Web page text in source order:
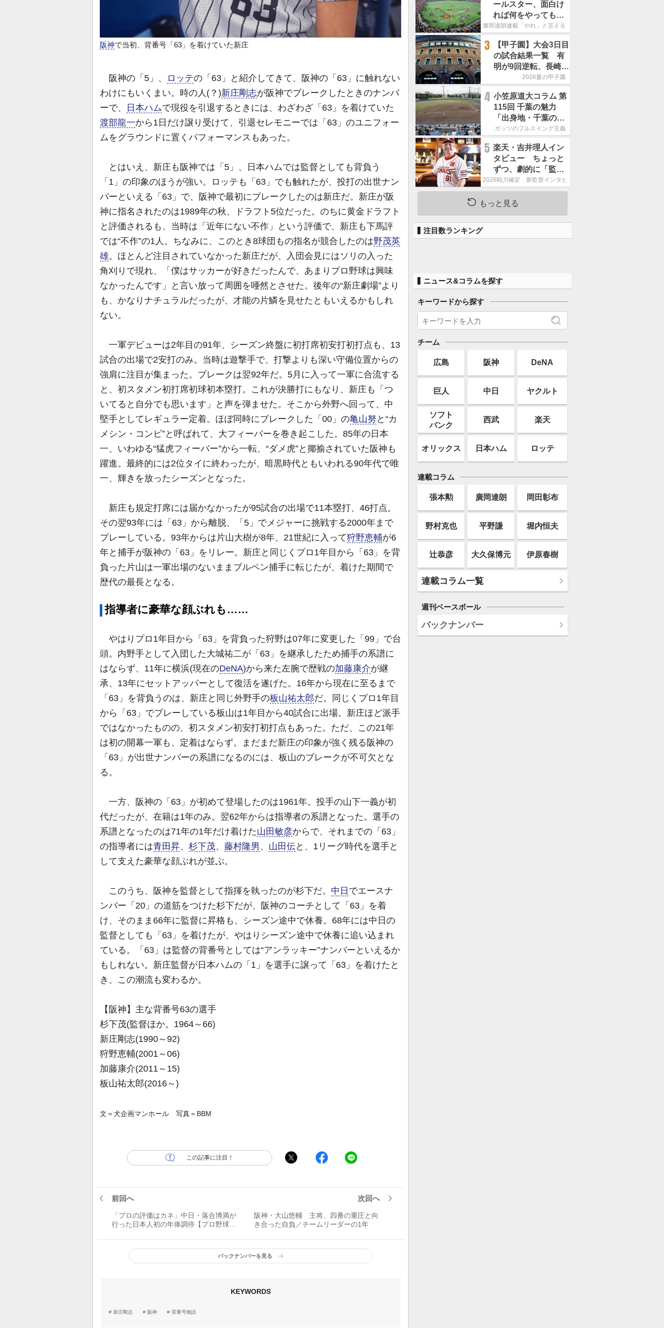
阪神で当初、背番号「63」を着けていた新庄
阪神の「5」、 ロッテの「63」と紹介してきて、阪神の「63」に触れない
わけにもいくまい。時の人(？)新庄剛志が阪神でブレークしたときのナンバ
ーで、
日本ハムで現役を引退するときには、わざわざ「63」を着けていた
渡部龍一から1日だけ譲り受けて、引退セレモニーでは「63」のユニフォー
ムをグラウンドに置くパフォーマンスもあった。
とはいえ、新庄も阪神では「5」、日本ハムでは監督としても背負う
「1」の印象のほうが強い。ロッテも「63」でも触れたが、投打の出世ナン
バーといえる「63」で、阪神で最初にブレークしたのは新庄だ。新庄が阪
神に指名されたのは1989年の秋、ドラフト5位だった。のちに黄金ドラフト
と評価されるも、当時は「近年にない不作」という評価で、新庄も下馬評
では“不作”の1人。ちなみに、このとき8球団もの指名が競合したのは野茂英
雄。ほとんど注目されていなかった新庄だが、入団会見にはソリの入った
角刈りで現れ、「僕はサッカーが好きだったんで、あまりプロ野球は興味
なかったんです」と言い放って周囲を唖然とさせた。後年の“新庄劇場”より
も、かなりナチュラルだったが、才能の片鱗を見せたともいえるかもしれ
ない。
一軍デビューは2年目の91年、シーズン終盤に初打席初安打初打点も、13
試合の出場で2安打のみ。当時は遊撃手で、打撃よりも深い守備位置からの
強肩に注目が集まった。ブレークは翌92年だ。5月に入って一軍に合流する
と、初スタメン初打席初球初本塁打。これが決勝打にもなり、新庄も「つ
いてると自分でも思います」と声を弾ませた。そこから外野へ回って、中
堅手としてレギュラー定着。ほぼ同時にブレークした「00」の亀山努 と“カ
メシン・コンビ”と呼ばれて、大フィーバーを巻き起こした。85年の日本
一、いわゆる“猛虎フィーバー”から一転、“ダメ虎”と揶揄されていた阪神も
躍進。最終的には2位タイに終わったが、暗黒時代ともいわれる90年代で唯
一、輝きを放ったシーズンとなった。
新庄も規定打席には届かなかったが95試合の出場で11本塁打、46打点。
その翌93年には「63」から離脱、「5」でメジャーに挑戦する2000年まで
プレーしている。93年からは片山大樹が8年、21世紀に入って狩野恵輔が6
年と捕手が阪神の「63」をリレー。新庄と同じくプロ1年目から「63」を背
負った片山は一軍出場のないままブルペン捕手に転じたが、着けた期間で
歴代の最長となる。
指導者に豪華な顔ぶれも……
やはりプロ1年目から「63」を背負った狩野は07年に変更した「99」で台
頭。内野手として入団した大城祐二が「63」を継承したため捕手の系譜に
はならず、11年に横浜(現在のDeNA)から来た左腕で歴戦の加藤康介が継
承、13年にセットアッパーとして復活を遂げた。16年から現在に至るまで
「63」を背負うのは、新庄と同じ外野手の板山祐太郎だ。同じくプロ1年目
から「63」でプレーしている板山は1年目から40試合に出場。新庄ほど派手
ではなかったものの、初スタメン初安打初打点もあった。ただ、この21年
は初の開幕一軍も、定着はならず。まだまだ新庄の印象が強く残る阪神の
「63」が出世ナンバーの系譜になるのには、板山のブレークが不可欠とな
る。
一方、阪神の「63」が初めて登場したのは1961年。投手の山下一義が初
代だったが、在籍は1年のみ。翌62年からは指導者の系譜となった。選手の
系譜となったのは71年の1年だけ着けた山田敏彦からで、それまでの「63」
の指導者には青田昇、 杉下茂、 藤村隆男 、 山田伝と、1リーグ時代を選手と
して支えた豪華な顔ぶれが並ぶ。
このうち、阪神を監督として指揮を執ったのが杉下だ。 中日 でエースナ
ンバー「20」の道筋をつけた杉下だが、阪神のコーチとして「63」を着
け、そのまま66年に監督に昇格も、シーズン途中で休養。68年には中日の
監督としても「63」を着けたが、やはりシーズン途中で休養に追い込まれ
ている。「63」は監督の背番号としては“アンラッキー”ナンバーといえるか
もしれない。新庄監督が日本ハムの「1」を選手に譲って「63」を着けたと
き、この潮流も変わるか。
【阪神】主な背番号63の選手
杉下茂(監督ほか。1964～66)
新庄剛志(1990～92)
狩野恵輔(2001～06)
加藤康介(2011～15)
板山祐太郎(2016～)
文＝犬企画マンホール 写真＝BBM
この記事に注目！
前回へ
「プロの評価はカネ」中日・落合博満が
行った日本人初の年俸調停【プロ野球回
次回へ
阪神・大山悠輔 主将、四番の重圧と向
き合った自負／チームリーダーの1年
バックナンバーを見る
KEYWORDS
新庄剛志 阪神 背番号物語
ールスター、面白け
れば何をやってもい
いという発想は大間
廣岡達朗連載「やれ」と言える信念
3
【甲子園】大会3日目
の試合結果一覧 有
明が9回逆転、長崎日
大は15得点で大勝
2026夏の甲子園
4 小笠原道大コラム 第
115回 千葉の魅力
「出身地・千葉の話
の続き。昔から野球
す」
ガッツのフルスイング主義
5 楽天・吉井理人イン
タビュー ちょっと
ずつ、劇的に「監督
が代わると何もかも
が変わるというの
は、チームにとって
す」
2026戦力確定 新監督インタビュー
もっと見る
注目数ランキング
ニュース&コラムを探す
キーワードから探す
チーム
広島 阪神 DeNA
巨人 中日 ヤクルト
ソフト
バンク
西武 楽天
オリックス 日本ハム ロッテ
連載コラム
張本勲 廣岡達朗 岡田彰布
野村克也 平野謙 堀内恒夫
辻恭彦 大久保博元 伊原春樹
連載コラム一覧
週刊ベースボール
バックナンバー